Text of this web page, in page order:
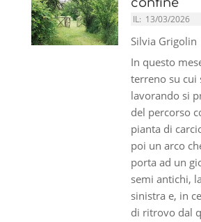
IL: 13/03/2026
Silvia Grigolin
In questo
terreno su cui
lavorando si
del percorso
pianta di
poi un arco
porta ad un
semi antichi,
sinistra e, in
di ritrovo dal